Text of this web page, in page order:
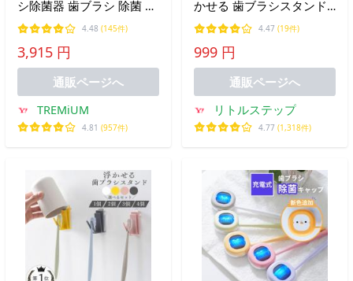
シ除菌器 歯ブラシ 除菌 歯
ブラシ除菌機 uv UV除菌
送風 ケース 収納 壁掛け
HandyBio (ホワイト (時計
機能なし)
4.48 (145件)
3,915 円
通販ページへ
TREMiUM
4.81 (957件)
かせる 歯ブラシスタンド
衛生的 おしゃれ 壁掛け コ
ップ 吊り下げ 4個セット
4.47 (19件)
999 円
通販ページへ
リトルステップ
4.77 (1,318件)